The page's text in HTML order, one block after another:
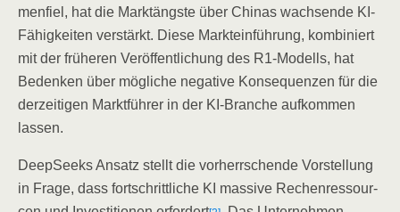
men­fiel, hat die Mark­t­ängs­te über Chi­nas wach­sen­de KI-
Fähig­kei­ten ver­stärkt. Die­se Markt­ein­füh­rung, kom­bi­niert
mit der frü­he­ren Ver­öf­fent­li­chung des R1-Modells, hat
Beden­ken über mög­li­che nega­ti­ve Kon­se­quen­zen für die
der­zei­ti­gen Markt­füh­rer in der KI-Bran­che auf­kom­men
lassen.
Deep­Seeks Ansatz stellt die vor­herr­schen­de Vor­stel­lung
in Fra­ge, dass fort­schritt­li­che KI mas­si­ve Rechen­res­sour­